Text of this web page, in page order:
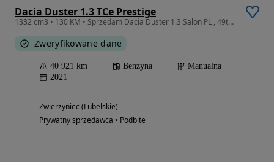
Dacia Duster 1.3 TCe Prestige
1332 cm3 • 130 KM • Sprzedam Dacia Duster 1.3 Salon PL , 49tys. km
Zweryfikowane dane
40 921 km Benzyna
Manualna
2021
Zwierzyniec (Lubelskie)
Prywatny sprzedawca • Podbite